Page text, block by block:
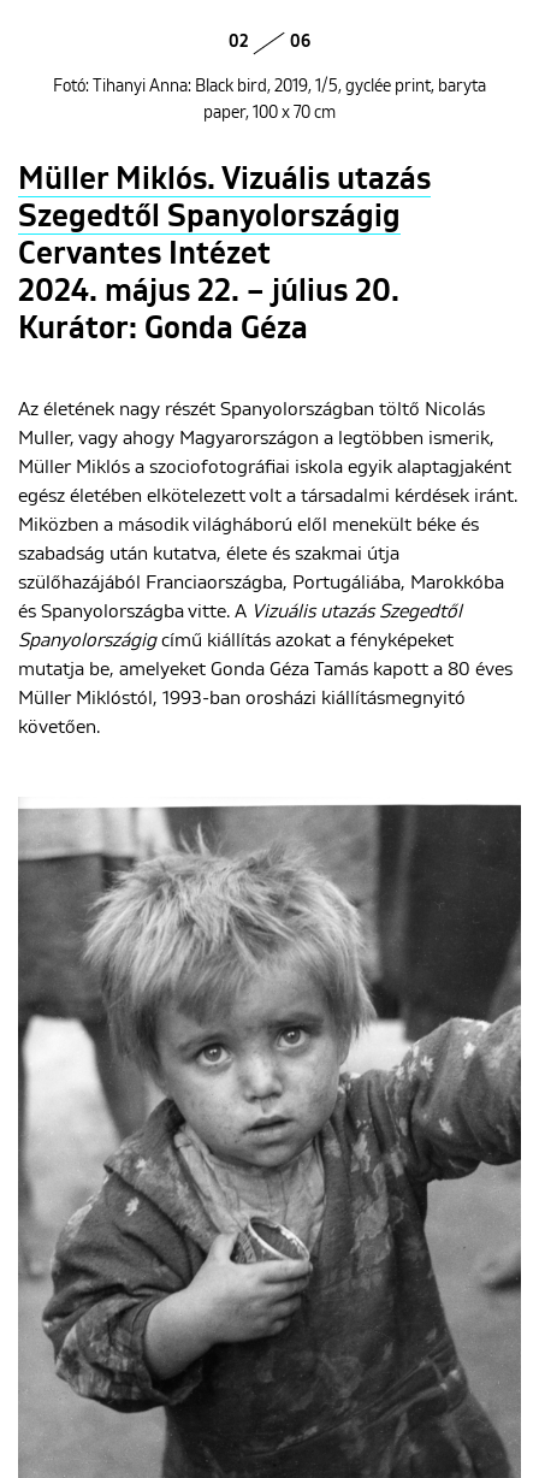
02 06
Fotó: Tihanyi Anna: Black bird, 2019, 1/5, gyclée print, baryta
paper, 100 x 70 cm
Müller Miklós. Vizuális utazás
Szegedtől Spanyolországig
Cervantes Intézet
2024. május 22. – július 20.
Kurátor: Gonda Géza
Az életének nagy részét Spanyolországban töltő Nicolás
Muller, vagy ahogy Magyarországon a legtöbben ismerik,
Müller Miklós a szociofotográfiai iskola egyik alaptagjaként
egész életében elkötelezett volt a társadalmi kérdések iránt.
Miközben a második világháború elől menekült béke és
szabadság után kutatva, élete és szakmai útja
szülőhazájából Franciaországba, Portugáliába, Marokkóba
és Spanyolországba vitte. A Vizuális utazás Szegedtől
Spanyolországigcímű kiállítás azokat a fényképeket
mutatja be, amelyeket Gonda Géza Tamás kapott a 80 éves
Müller Miklóstól, 1993-ban orosházi kiállításmegnyitó
követően.